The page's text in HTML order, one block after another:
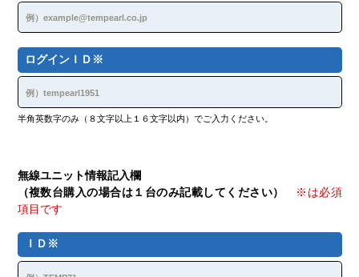
地震，津波、台風、豪雨、落雷，火災，停電などの
災害、または当社に帰責性がない事故などにより，
本システムの提供が困難となった場合
た場合
その他，当社が本システムの提供が困難と判断した
当社は，本システムの提供の停止または中断により，ユー
ザーまたは第三者が被ったいかなる不利益または損害につ
いても，一切の責任を負いません。
事前の通知なく，ユーザーに対して，本システムの全部も
しくは一部の利用を制限し，またはユーザーとしての登録
その他，当社が本システムの利用を適当でないと判
ログインＩＤ※
半角英数字のみ（８文字以上１６文字以内）でご入力ください。
無線ユニット情報記入欄
（複数台購入の場合は１台のみ記載してください）
※は必須
項目です
ＩＤ※